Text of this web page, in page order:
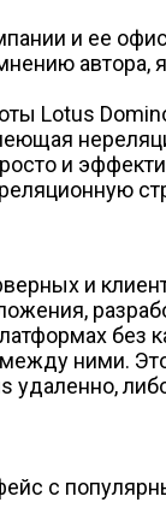
и ее
Lotus
и
и
без
ними.
с